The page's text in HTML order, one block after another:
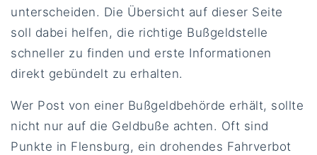
unterscheiden. Die Übersicht auf dieser Seite
soll dabei helfen, die richtige Bußgeldstelle
schneller zu finden und erste Informationen
direkt gebündelt zu erhalten.
Wer Post von einer Bußgeldbehörde erhält, sollte
nicht nur auf die Geldbuße achten. Oft sind
Punkte in Flensburg, ein drohendes Fahrverbot